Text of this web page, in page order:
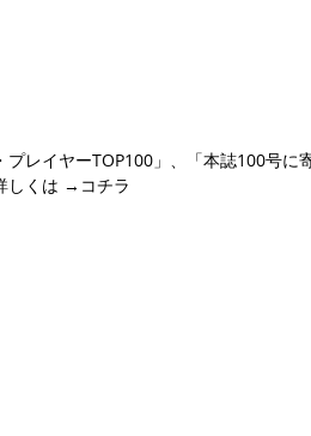
レイヤーTOP100」、「本誌100号に
しくは →コチラ